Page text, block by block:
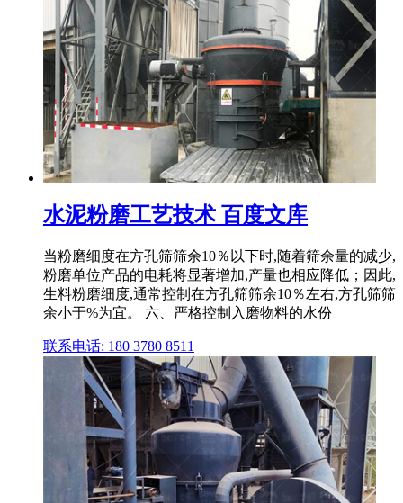
水泥粉磨工艺技术 百度文库
当粉磨细度在方孔筛筛余10％以下时,随着筛余量的减少,
粉磨单位产品的电耗将显著增加,产量也相应降低；因此,
生料粉磨细度,通常控制在方孔筛筛余10％左右,方孔筛筛
余小于%为宜。 六、严格控制入磨物料的水份
联系电话: 180 3780 8511